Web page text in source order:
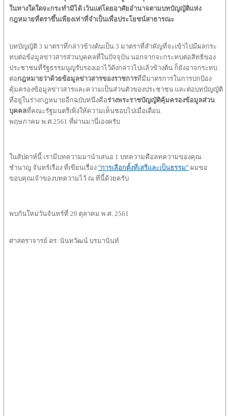
ในทางใดใดจะกระทำมิได้ เว้นแต่โดยอาศัยอำนาจตามบทบัญญัติแห่ง
กฎหมายที่ตราขึ้นเพียงเท่าที่จำเป็นเพื่อประโยชน์สาธารณะ
บทบัญญัติ 3 มาตราที่กล่าวข้างต้นเป็น 3 มาตราที่สำคัญที่จะเข้าไปมีผลกระ
ทบต่อข้อมูลข่าวสารส่วนบุคคลที่ในปัจจุบัน นอกจากจะกระทบต่อสิทธิของ
ประชาชนที่รัฐธรรมนูญรับรองเอาไว้ดังกล่าวไปแล้วข้างต้น ก็ยังอาจกระทบ
ต่อกฎหมายว่าด้วยข้อมูลข่าวสารของราชการที่มีมาตรการในการปกป้อง
คุ้มครองข้อมูลข่าวสารและความเป็นส่วนตัวของประชาชน และต่อบทบัญญัติ
ที่อยู่ในร่างกฎหมายอีกฉบับหนึ่งคือร่างพระราชบัญญัติคุ้มครองข้อมูลส่วน
บุคคลที่คณะรัฐมนตรีเพิ่งให้ความเห็นชอบไปเมื่อเดือน
พฤษภาคม พ.ศ.2561 ที่ผ่านมานี่เองครับ
ในสัปดาห์นี้ เรามีบทความมานำเสนอ 1 บทความคือลทความของคุณ
ชำนาญ จันทร์เรือง ที่เขียนเรื่อง "การเลือกตั้งที่เสรีและเป็นธรรม" ผมขอ
ขอบคุณเจ้าของบทความไว้ ณ ที่นี้ด้วยครับ
พบกันใหม่วันจันทร์ที่ 29 ตุลาคม พ.ศ. 2561
ศาสตราจารย์ ดร. นันทวัฒน์ บรมานันท์